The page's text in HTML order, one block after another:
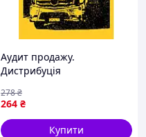
Аудит продажу.
Дистрибуція
264 ₴
278₴
Купити